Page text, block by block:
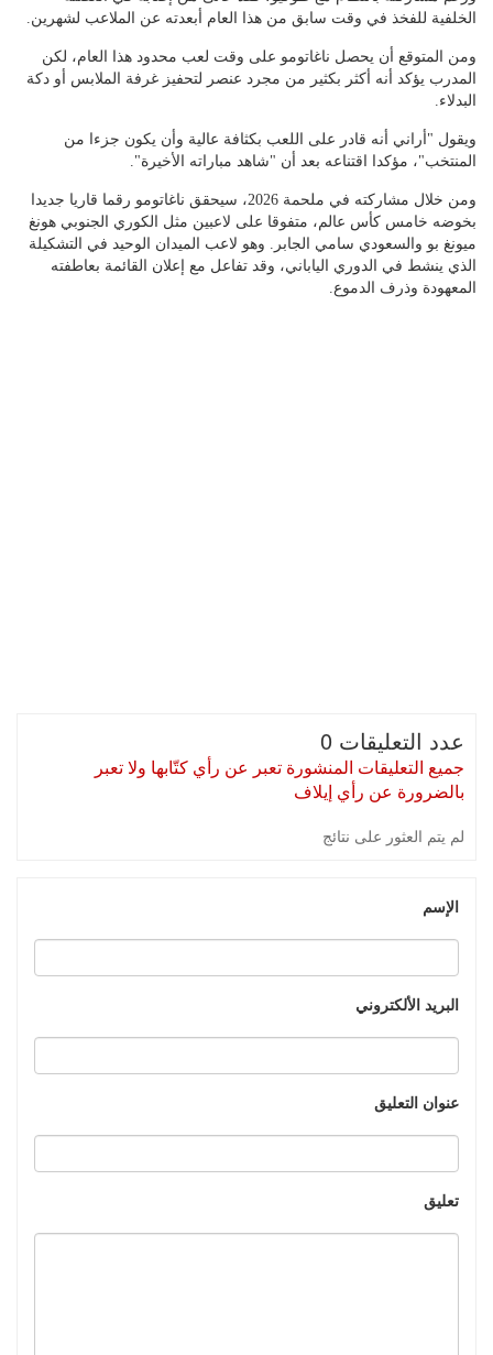
الخلفية للفخذ في وقت سابق من هذا العام أبعدته عن الملاعب لشهرين.
ومن المتوقع أن يحصل ناغاتومو على وقت لعب محدود هذا العام، لكن
المدرب يؤكد أنه أكثر بكثير من مجرد عنصر لتحفيز غرفة الملابس أو دكة
البدلاء.
ويقول "أراني أنه قادر على اللعب بكثافة عالية وأن يكون جزءا من
المنتخب"، مؤكدا اقتناعه بعد أن "شاهد مباراته الأخيرة".
ومن خلال مشاركته في ملحمة 2026، سيحقق ناغاتومو رقما قاريا جديدا
بخوضه خامس كأس عالم، متفوقا على لاعبين مثل الكوري الجنوبي هونغ
ميونغ بو والسعودي سامي الجابر. وهو لاعب الميدان الوحيد في التشكيلة
الذي ينشط في الدوري الياباني، وقد تفاعل مع إعلان القائمة بعاطفته
المعهودة وذرف الدموع.
عدد التعليقات 0
جميع التعليقات المنشورة تعبر عن رأي كتّابها ولا تعبر
بالضرورة عن رأي إيلاف
لم يتم العثور على نتائج
الإسم
البريد الألكتروني
عنوان التعليق
تعليق